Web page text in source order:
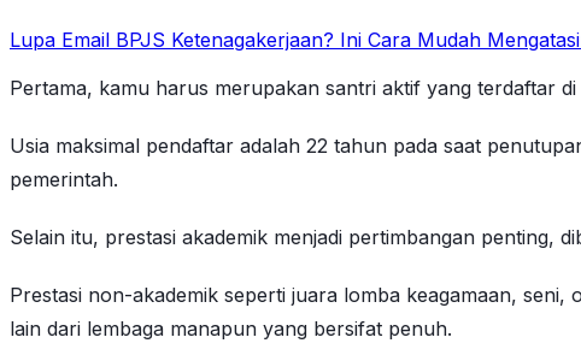
Lupa Email BPJS Ketenagakerjaan? Ini Cara Mudah
Pertama, kamu harus merupakan santri aktif yang terdaftar
Usia maksimal pendaftar adalah 22 tahun pada saat
pemerintah.
Selain itu, prestasi akademik menjadi pertimbangan penting,
Prestasi non-akademik seperti juara lomba keagamaan,
lain dari lembaga manapun yang bersifat penuh.